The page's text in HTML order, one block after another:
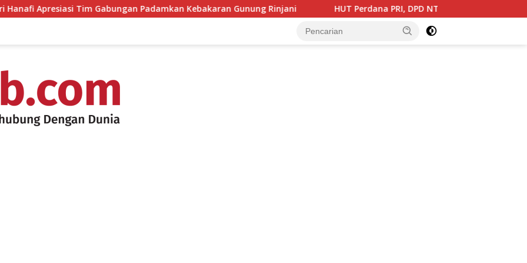
Tim Gabungan Padamkan Kebakaran Gunung Rinjani HUT Perdana PRI, DPD NTB Bidik Dua Kursi DPR RI dan